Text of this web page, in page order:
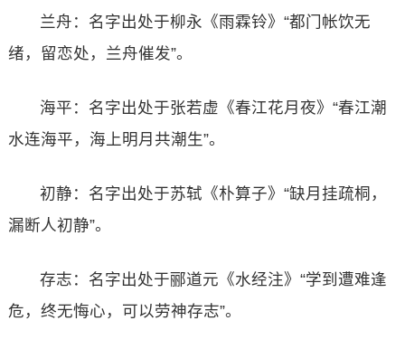
兰舟：名字出处于柳永《雨霖铃》“都门帐饮无
绪，留恋处，兰舟催发”。
海平：名字出处于张若虚《春江花月夜》“春江潮
水连海平，海上明月共潮生”。
初静：名字出处于苏轼《朴算子》“缺月挂疏桐，
漏断人初静”。
存志：名字出处于郦道元《水经注》“学到遭难逢
危，终无悔心，可以劳神存志”。